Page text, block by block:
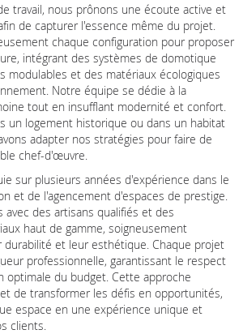
travail, nous prônons une écoute active et
de capturer l'essence même du projet.
chaque configuration pour proposer
intégrant des systèmes de domotique
modulables et des matériaux écologiques
Notre équipe se dédie à la
tout en insufflant modernité et confort.
un logement historique ou dans un habitat
adapter nos stratégies pour faire de
chef-d'œuvre.
sur plusieurs années d'expérience dans le
et de l'agencement d'espaces de prestige.
avec des artisans qualifiés et des
haut de gamme, soigneusement
et leur esthétique. Chaque projet
professionnelle, garantissant le respect
optimale du budget. Cette approche
de transformer les défis en opportunités,
espace en une expérience unique et
clients.